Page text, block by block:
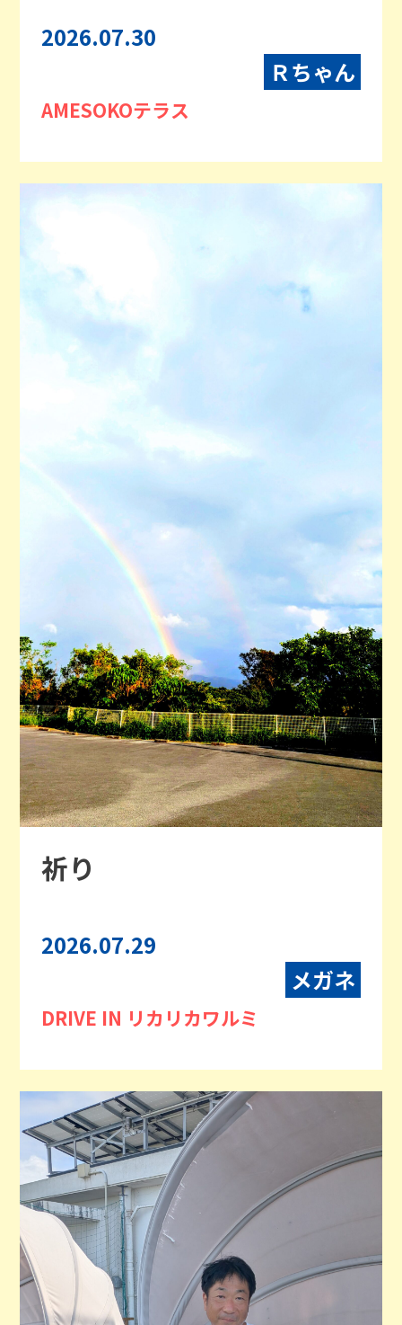
2026.07.30
Ｒちゃん
AMESOKOテラス
祈り
2026.07.29
メガネ
DRIVE IN リカリカワルミ